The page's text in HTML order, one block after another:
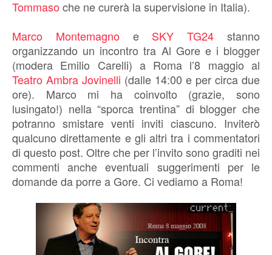
Tommasoche ne curerà la supervisione in Italia).
Marco Montemagnoe SKY TG24 stanno
organizzando un incontro tra Al Gore e i blogger
(modera Emilio Carelli) a Roma l’8 maggio al
Teatro Ambra Jovinelli (dalle 14:00 e per circa due
ore). Marco mi ha coinvolto (grazie, sono
lusingato!) nella “sporca trentina” di blogger che
potranno smistare venti inviti ciascuno. Inviterò
qualcuno direttamente e gli altri tra i commentatori
di questo post. Oltre che per l’invito sono graditi nei
commenti anche eventuali suggerimenti per le
domande da porre a Gore. Ci vediamo a Roma!